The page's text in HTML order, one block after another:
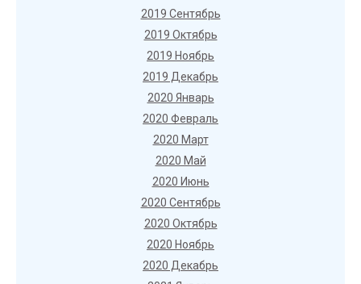
2019 Сентябрь
2019 Октябрь
2019 Ноябрь
2019 Декабрь
2020 Январь
2020 Февраль
2020 Март
2020 Май
2020 Июнь
2020 Сентябрь
2020 Октябрь
2020 Ноябрь
2020 Декабрь